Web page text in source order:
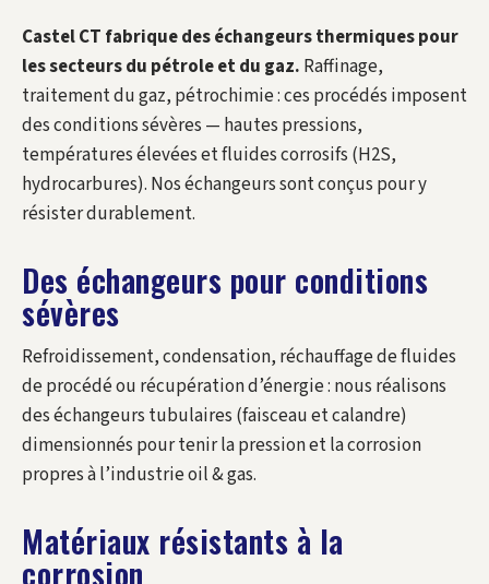
Castel CT fabrique des échangeurs thermiques pour
les secteurs du pétrole et du gaz. Raffinage,
traitement du gaz, pétrochimie : ces procédés imposent
des conditions sévères — hautes pressions,
températures élevées et fluides corrosifs (H2S,
hydrocarbures). Nos échangeurs sont conçus pour y
résister durablement.
Des échangeurs pour conditions
sévères
Refroidissement, condensation, réchauffage de fluides
de procédé ou récupération d’énergie : nous réalisons
des échangeurs tubulaires (faisceau et calandre)
dimensionnés pour tenir la pression et la corrosion
propres à l’industrie oil & gas.
Matériaux résistants à la
corrosion